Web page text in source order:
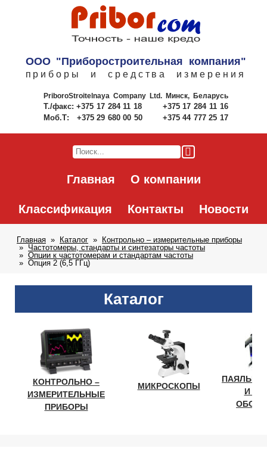
ООО "Приборостроительная компания"
приборы и средства измерения
PriboroStroitelnaya Company Ltd.Минск, Беларусь
Т./факс: +375 17 284 11 18
+375 17 284 11 16
Моб.Т:
+375 29 680 00 50 +375 44 777 25 17
Главная О компании
Классификация Контакты Новости
Главная Каталог
Контрольно – измерительные приборы
Частотомеры, стандарты и синтезаторы частоты
Опции к частотомерам и стандартам частоты
Опция 2 (6,5 ГГц)
Каталог
КОНТРОЛЬНО –
ИЗМЕРИТЕЛЬНЫЕ
ПРИБОРЫ
МИКРОСКОПЫ
И